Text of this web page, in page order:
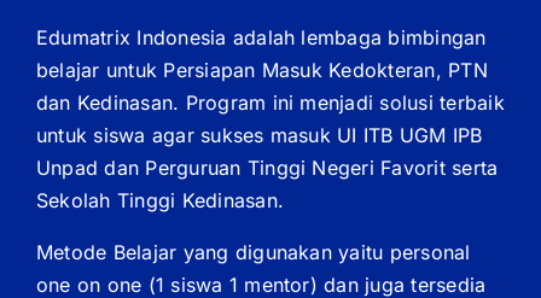
Edumatrix Indonesia adalah lembaga bimbingan
belajar untuk Persiapan Masuk Kedokteran, PTN
dan Kedinasan. Program ini menjadi solusi terbaik
untuk siswa agar sukses masuk UI ITB UGM IPB
Unpad dan Perguruan Tinggi Negeri Favorit serta
Sekolah Tinggi Kedinasan.
Metode Belajar yang digunakan yaitu personal
one on one (1 siswa 1 mentor) dan juga tersedia